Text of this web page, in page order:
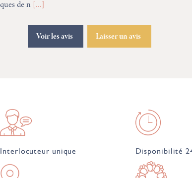
Voir les avis Laisser un avis
Interlocuteur unique Disponibilité